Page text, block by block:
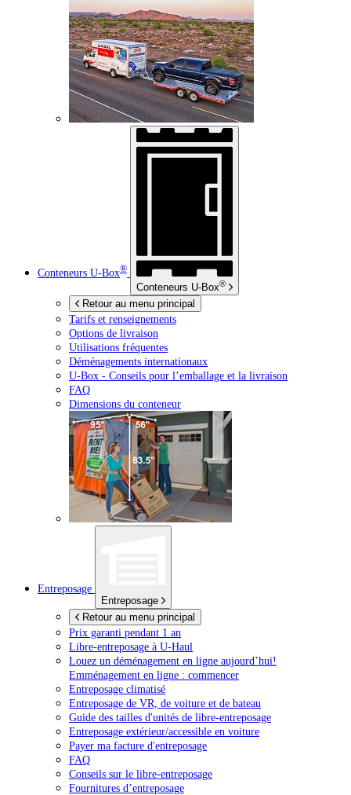
Conteneurs U-Box®
Conteneurs U-Box®
Retour au menu principal
Tarifs et renseignements
Options de livraison
Utilisations fréquentes
Déménagements internationaux
U-Box - Conseils pour l’emballage et la livraison
FAQ
Dimensions du conteneur
Entreposage
Entreposage
Retour au menu principal
Prix garanti pendant 1 an
Libre-entreposage à U-Haul
Louez un déménagement en ligne aujourd’hui!
Emménagement en ligne : commencer
Entreposage climatisé
Entreposage de VR, de voiture et de bateau
Guide des tailles d'unités de libre-entreposage
Entreposage extérieur/accessible en voiture
Payer ma facture d'entreposage
FAQ
Conseils sur le libre-entreposage
Fournitures d’entreposage